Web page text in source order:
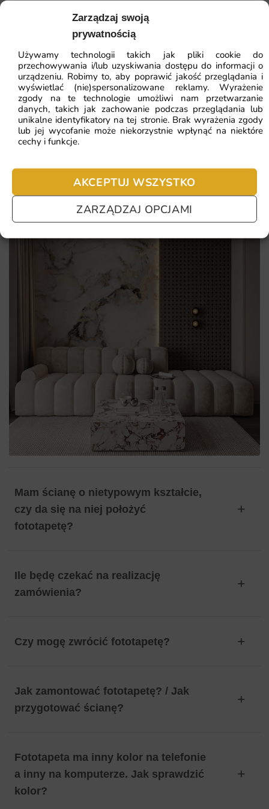
Zarządzaj swoją
prywatnością
Używamy technologii takich jak pliki cookie do
przechowywania i/lub uzyskiwania dostępu do informacji o
urządzeniu. Robimy to, aby poprawić jakość przeglądania i
wyświetlać (nie)spersonalizowane reklamy. Wyrażenie
zgody na te technologie umożliwi nam przetwarzanie
danych, takich jak zachowanie podczas przeglądania lub
unikalne identyfikatory na tej stronie. Brak wyrażenia zgody
lub jej wycofanie może niekorzystnie wpłynąć na niektóre
cechy i funkcje.
AKCEPTUJ WSZYSTKO
ZARZĄDZAJ OPCJAMI
spójność kolorystyczna z popularnymi trendami
trwałość wydruku potwierdzona codziennym
użytkowaniem
łatwy montaż dzięki przejrzystemu podziałowi na pasy
64.51zł
Najniższa cena z 30 dni:41.93zł
ZOBACZ WSZYSTKIE
Najczęściej zadawane pytania
Pomagamy i doradzamy przy każdym zakupie. Ale jeżeli
Mam ścianę o nietypowym kształcie,
czy da się na niej położyć
fototapetę?
Ile będę czekać na realizację
zamówienia?
Czy mogę zwrócić fototapetę?
Jak zamontować fototapetę? / Jak
przygotować ścianę?
Fototapeta ma inny kolor na telefonie
a inny na komputerze. Jak sprawdzić
kolor?